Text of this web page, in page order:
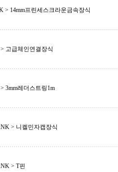
> 14mm프린세스크라운금속장식
> 고급체인연결장식
> 3mm레더스트링1m
> 니켈민자캡장식
> T핀